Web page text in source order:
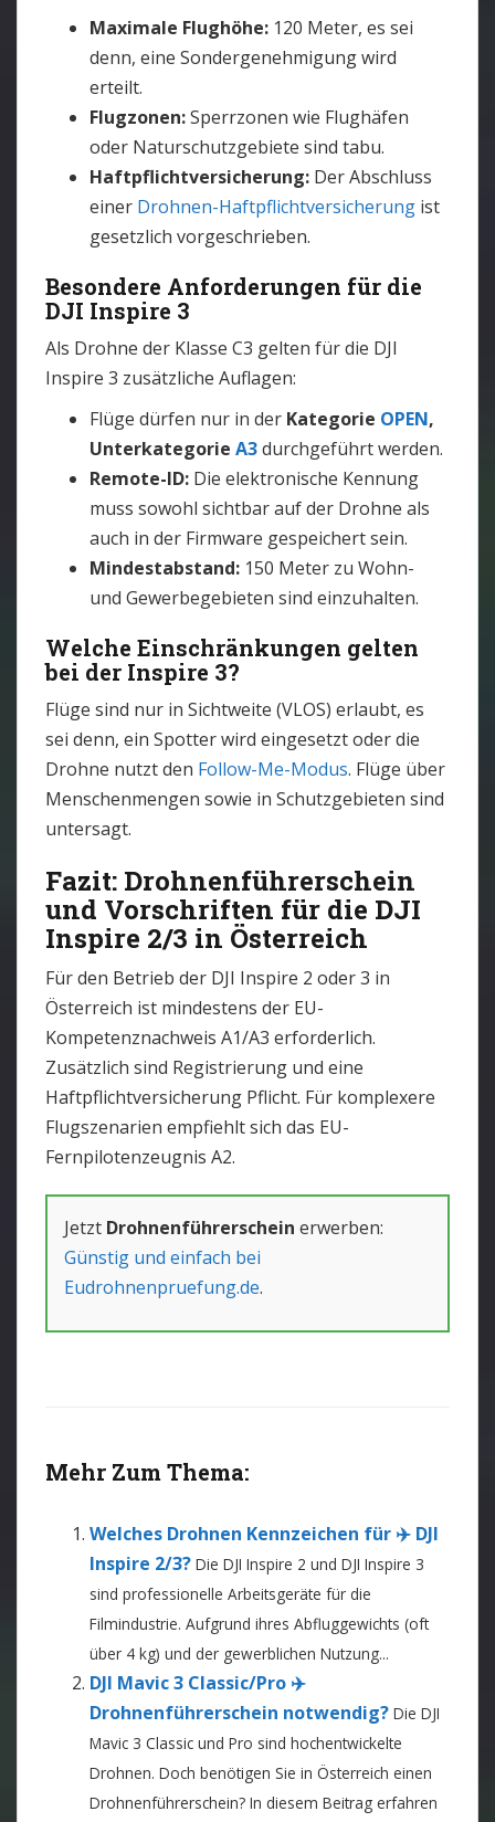
Maximale Flughöhe: 120 Meter, es sei
denn, eine Sondergenehmigung wird
erteilt.
Flugzonen:Sperrzonen wie Flughäfen
oder Naturschutzgebiete sind tabu.
Haftpflichtversicherung: Der Abschluss
einer Drohnen-Haftpflichtversicherung ist
gesetzlich vorgeschrieben.
Besondere Anforderungen für die
DJI Inspire 3
Als Drohne der Klasse C3 gelten für die DJI
Inspire 3 zusätzliche Auflagen:
Flüge dürfen nur in der Kategorie OPEN,
Unterkategorie A3durchgeführt werden.
Remote-ID: Die elektronische Kennung
muss sowohl sichtbar auf der Drohne als
auch in der Firmware gespeichert sein.
Mindestabstand: 150 Meter zu Wohn-
und Gewerbegebieten sind einzuhalten.
Welche Einschränkungen gelten
bei der Inspire 3?
Flüge sind nur in Sichtweite (VLOS) erlaubt, es
sei denn, ein Spotter wird eingesetzt oder die
Drohne nutzt den Follow-Me-Modus. Flüge über
Menschenmengen sowie in Schutzgebieten sind
untersagt.
Fazit: Drohnenführerschein
und Vorschriften für die DJI
Inspire 2/3 in Österreich
Für den Betrieb der DJI Inspire 2 oder 3 in
Österreich ist mindestens der EU-
Kompetenznachweis A1/A3 erforderlich.
Zusätzlich sind Registrierung und eine
Haftpflichtversicherung Pflicht. Für komplexere
Flugszenarien empfiehlt sich das EU-
Fernpilotenzeugnis A2.
Jetzt Drohnenführerschein erwerben:
Günstig und einfach bei
Eudrohnenpruefung.de.
Mehr Zum Thema:
Welches Drohnen Kennzeichen für ✈️ DJI
Inspire 2/3? Die DJI Inspire 2 und DJI Inspire 3
sind professionelle Arbeitsgeräte für die
Filmindustrie. Aufgrund ihres Abfluggewichts (oft
über 4 kg) und der gewerblichen Nutzung...
DJI Mavic 3 Classic/Pro ✈️
Drohnenführerschein notwendig? Die DJI
Mavic 3 Classic und Pro sind hochentwickelte
Drohnen. Doch benötigen Sie in Österreich einen
Drohnenführerschein? In diesem Beitrag erfahren